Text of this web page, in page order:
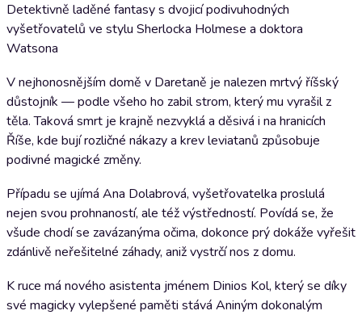
Detektivně laděné fantasy s dvojicí podivuhodných
vyšetřovatelů ve stylu Sherlocka Holmese a doktora
Watsona
V nejhonosnějším domě v Daretaně je nalezen mrtvý říšský
důstojník — podle všeho ho zabil strom, který mu vyrašil z
těla. Taková smrt je krajně nezvyklá a děsivá i na hranicích
Říše, kde bují rozličné nákazy a krev leviatanů způsobuje
podivné magické změny.
Případu se ujímá Ana Dolabrová, vyšetřovatelka proslulá
nejen svou prohnaností, ale též výstředností. Povídá se, že
všude chodí se zavázanýma očima, dokonce prý dokáže vyřešit
zdánlivě neřešitelné záhady, aniž vystrčí nos z domu.
K ruce má nového asistenta jménem Dinios Kol, který se díky
své magicky vylepšené paměti stává Aniným dokonalým